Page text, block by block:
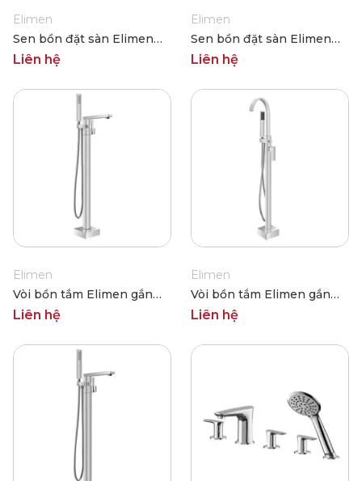
Elimen
Sen bồn đặt sàn Elimen
GY0075CP
Liên hệ
Elimen
Sen bồn đặt sàn Elimen
GY0074CP
Liên hệ
Elimen
Vòi bồn tắm Elimen gắn
sàn GY0073CP
Liên hệ
Elimen
Vòi bồn tắm Elimen gắn
sàn GY0070CP
Liên hệ